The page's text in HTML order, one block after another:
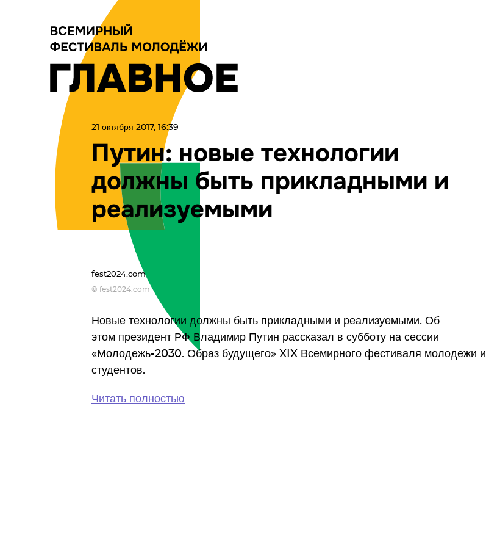
21 октября 2017, 16:39
Путин: новые технологии
должны быть прикладными и
реализуемыми
fest2024.com
© fest2024.com
Новые технологии должны быть прикладными и реализуемыми. Об
этом президент РФ Владимир Путин рассказал в субботу на сессии
«Молодежь-2030. Образ будущего» XIX Всемирного фестиваля молодежи и
студентов.
Читать полностью